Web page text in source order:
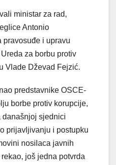
ministar za rad,
Antonio
pravosuđe i upravu
za borbu protiv
Vlade Dževad Fejzić.
predstavnike OSCE-
borbe protiv korupcije,
današnjoj sjednici
prijavljivanju i postupku
nosilaca javnih
još jedna potvrda